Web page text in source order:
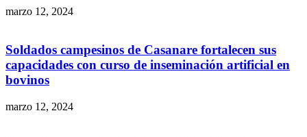
marzo 12, 2024
Soldados campesinos de Casanare fortalecen sus
capacidades con curso de inseminación artificial en
bovinos
marzo 12, 2024